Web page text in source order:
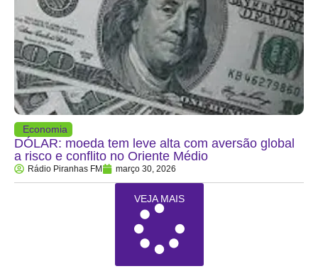
Economia
DÓLAR: moeda tem leve alta com aversão global
a risco e conflito no Oriente Médio
Rádio Piranhas FM março 30, 2026
VEJA MAIS